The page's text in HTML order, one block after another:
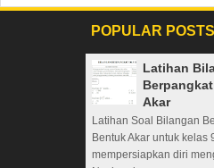
POPULAR POSTS
Latihan
Akar
Latihan Soal Bilangan
Bentuk Akar untuk kelas
mempersiapkan diri